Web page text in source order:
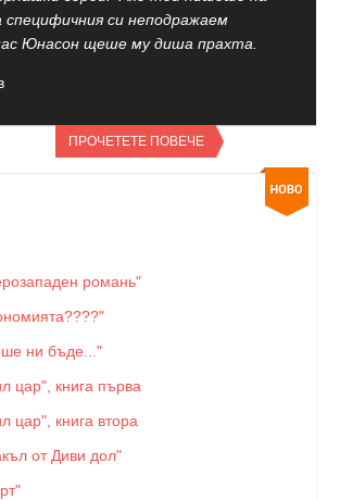
специфичния си неподражаем
Юнасон щеше му диша прахта.
ПРОЧЕТЕТЕ ПОВЕЧЕ
романь"
ни бъде..."
цар", книга първа
цар", книга втора
от Диви дол"